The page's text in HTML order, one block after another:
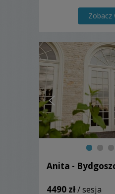
reportaże i plenery
Zobacz
Anita -
4490 zł/ sesja